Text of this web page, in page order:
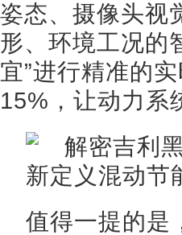
姿态、摄像头视
形、环境工况的
宜”进行精准的
15%，让动力系
值得一提的是